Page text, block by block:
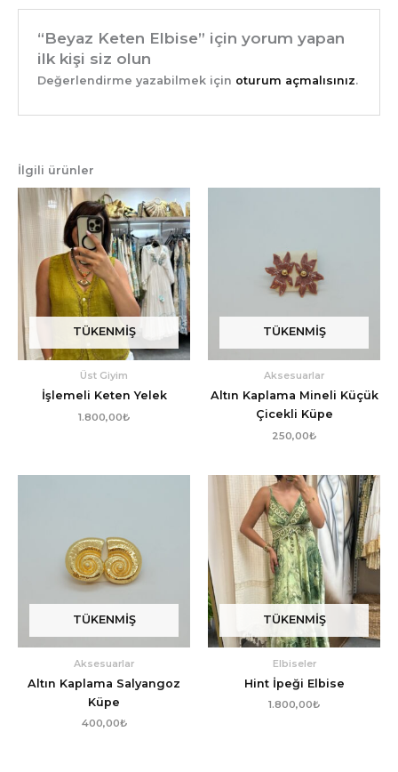
“Beyaz Keten Elbise” için yorum yapan
ilk kişi siz olun
Değerlendirme yazabilmek için oturum açmalısınız.
İlgili ürünler
TÜKENMIŞ
Üst Giyim
İşlemeli Keten Yelek
1.800,00₺
TÜKENMIŞ
Aksesuarlar
Altın Kaplama Mineli Küçük
Çicekli Küpe
250,00₺
TÜKENMIŞ
Aksesuarlar
Altın Kaplama Salyangoz
Küpe
400,00₺
TÜKENMIŞ
Elbiseler
Hint İpeği Elbise
1.800,00₺